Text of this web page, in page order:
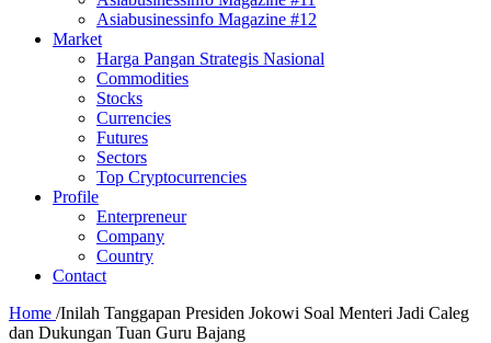
Asiabusinessinfo Magazine #12
Market
Harga Pangan Strategis Nasional
Commodities
Stocks
Currencies
Futures
Sectors
Top Cryptocurrencies
Profile
Enterpreneur
Company
Country
Contact
Home /Inilah Tanggapan Presiden Jokowi Soal Menteri Jadi Caleg
dan Dukungan Tuan Guru Bajang